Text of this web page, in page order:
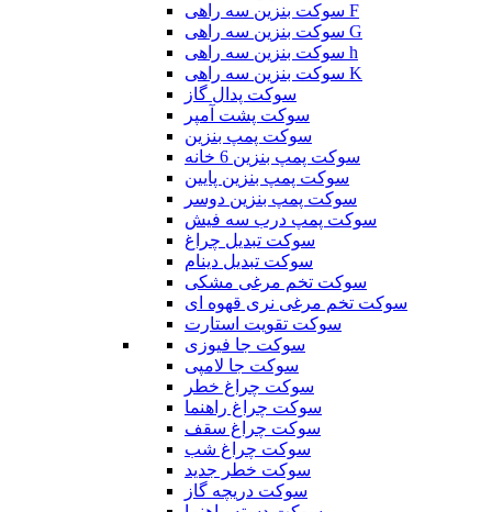
سوکت بنزین سه راهی F
سوکت بنزین سه راهی G
سوکت بنزین سه راهی h
سوکت بنزین سه راهی K
سوکت پدال گاز
سوکت پشت آمپر
سوکت پمپ بنزین
سوکت پمپ بنزین 6 خانه
سوکت پمپ بنزین پایین
سوکت پمپ بنزین دوسر
سوکت پمپ درب سه فیش
سوکت تبدیل چراغ
سوکت تبدیل دینام
سوکت تخم مرغی مشکی
سوکت تخم مرغی نری قهوه ای
سوکت تقویت استارت
سوکت جا فیوزی
سوکت جا لامپی
سوکت چراغ خطر
سوکت چراغ راهنما
سوکت چراغ سقف
سوکت چراغ شب
سوکت خطر جدید
سوکت دریچه گاز